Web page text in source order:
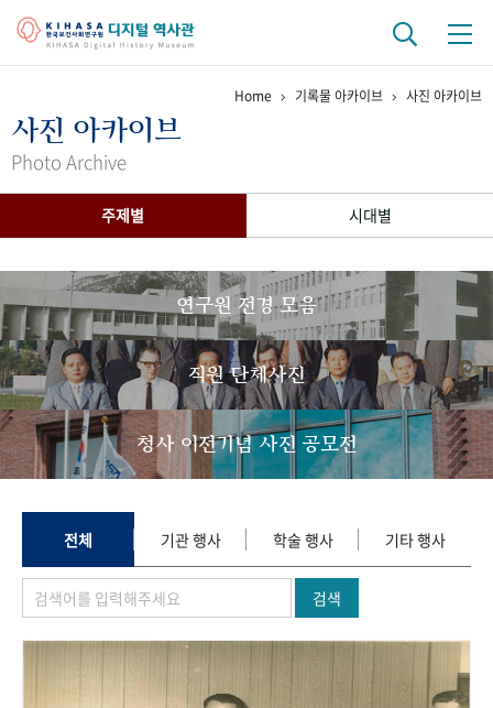
걸어온 길 기관 변천사
간행물 변천사
기록물 아카이브
사진 아카이브 문서 기록물 행정박물 영상 기록물
50+1 주년 기념
성과 50선 숫자로 보는 50년
세계와 함께 한 KIHASA
VR 역사관
Home 기록물 아카이브 사진 아카이브
사진 아카이브
Photo Archive
주제별 시대별
연구원 전경 모음
직원 단체사진
청사 이전기념 사진 공모전
전체 기관 행사 학술 행사 기타 행사
검색